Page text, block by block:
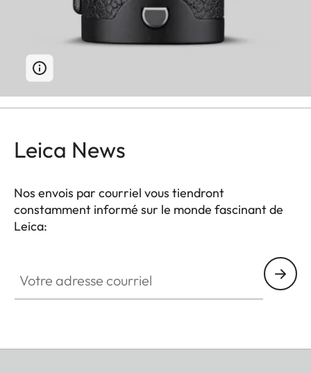
Leica News
Nos envois par courriel vous tiendront
constamment informé sur le monde fascinant de
Leica: